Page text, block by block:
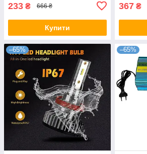
233 ₴ 666 ₴
Купити
367 ₴
–65% –65%